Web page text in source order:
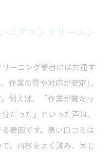
エアコンクリーニン
ーニング業者には共通す
作業の質や対応が安定し
例えば、「作業が雑だっ
だった」といった声は、
要因です。悪い口コミは
、内容をよく読み、同じ